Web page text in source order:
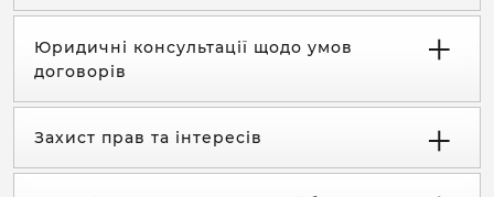
Юридичні консультації щодо умов
Іноді дуже важливо розуміти, які умови
кредиту чи договору з банком є надмірно
обтяжливими або навіть незаконними. Я
допоможу Вам аналізувати ці документи,
з'ясуючи, де можна зробити коригування або
скасувати несправедливі умови.
Юридичні консультації щодо умов
договорів
Захист прав та інтересів